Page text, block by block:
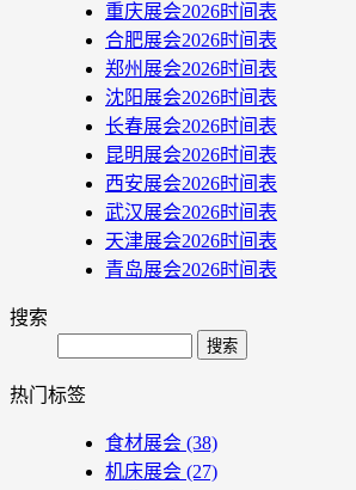
重庆展会2026时间表
合肥展会2026时间表
郑州展会2026时间表
沈阳展会2026时间表
长春展会2026时间表
昆明展会2026时间表
西安展会2026时间表
武汉展会2026时间表
天津展会2026时间表
青岛展会2026时间表
搜索
Search
热门标签
食材展会 (38)
机床展会 (27)